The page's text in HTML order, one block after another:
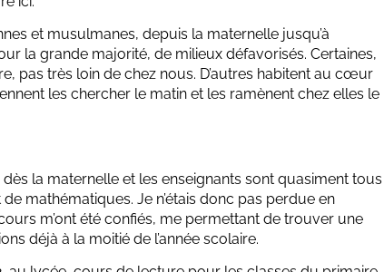
et musulmanes, depuis la maternelle jusqu’à
la grande majorité, de milieux défavorisés. Certaines,
pas très loin de chez nous. D’autres habitent au cœur
les chercher le matin et les ramènent chez elles le
la maternelle et les enseignants sont quasiment tous
mathématiques. Je n’étais donc pas perdue en
m’ont été confiés, me permettant de trouver une
déjà à la moitié de l’année scolaire.